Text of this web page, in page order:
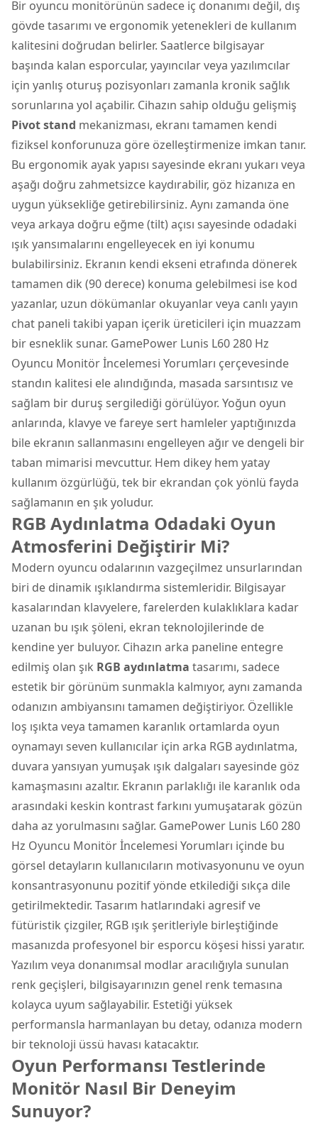
Bir oyuncu monitörünün sadece iç donanımı değil, dış
gövde tasarımı ve ergonomik yetenekleri de kullanım
kalitesini doğrudan belirler. Saatlerce bilgisayar
başında kalan esporcular, yayıncılar veya yazılımcılar
için yanlış oturuş pozisyonları zamanla kronik sağlık
sorunlarına yol açabilir. Cihazın sahip olduğu gelişmiş
Pivot stand mekanizması, ekranı tamamen kendi
fiziksel konforunuza göre özelleştirmenize imkan tanır.
Bu ergonomik ayak yapısı sayesinde ekranı yukarı veya
aşağı doğru zahmetsizce kaydırabilir, göz hizanıza en
uygun yüksekliğe getirebilirsiniz. Aynı zamanda öne
veya arkaya doğru eğme (tilt) açısı sayesinde odadaki
ışık yansımalarını engelleyecek en iyi konumu
bulabilirsiniz. Ekranın kendi ekseni etrafında dönerek
tamamen dik (90 derece) konuma gelebilmesi ise kod
yazanlar, uzun dökümanlar okuyanlar veya canlı yayın
chat paneli takibi yapan içerik üreticileri için muazzam
bir esneklik sunar. GamePower Lunis L60 280 Hz
Oyuncu Monitör İncelemesi Yorumları çerçevesinde
standın kalitesi ele alındığında, masada sarsıntısız ve
sağlam bir duruş sergilediği görülüyor. Yoğun oyun
anlarında, klavye ve fareye sert hamleler yaptığınızda
bile ekranın sallanmasını engelleyen ağır ve dengeli bir
taban mimarisi mevcuttur. Hem dikey hem yatay
kullanım özgürlüğü, tek bir ekrandan çok yönlü fayda
sağlamanın en şık yoludur.
RGB Aydınlatma Odadaki Oyun
Atmosferini Değiştirir Mi?
Modern oyuncu odalarının vazgeçilmez unsurlarından
biri de dinamik ışıklandırma sistemleridir. Bilgisayar
kasalarından klavyelere, farelerden kulaklıklara kadar
uzanan bu ışık şöleni, ekran teknolojilerinde de
kendine yer buluyor. Cihazın arka paneline entegre
edilmiş olan şık RGB aydınlatma tasarımı, sadece
estetik bir görünüm sunmakla kalmıyor, aynı zamanda
odanızın ambiyansını tamamen değiştiriyor. Özellikle
loş ışıkta veya tamamen karanlık ortamlarda oyun
oynamayı seven kullanıcılar için arka RGB aydınlatma,
duvara yansıyan yumuşak ışık dalgaları sayesinde göz
kamaşmasını azaltır. Ekranın parlaklığı ile karanlık oda
arasındaki keskin kontrast farkını yumuşatarak gözün
daha az yorulmasını sağlar. GamePower Lunis L60 280
Hz Oyuncu Monitör İncelemesi Yorumları içinde bu
görsel detayların kullanıcıların motivasyonunu ve oyun
konsantrasyonunu pozitif yönde etkilediği sıkça dile
getirilmektedir. Tasarım hatlarındaki agresif ve
fütüristik çizgiler, RGB ışık şeritleriyle birleştiğinde
masanızda profesyonel bir esporcu köşesi hissi yaratır.
Yazılım veya donanımsal modlar aracılığıyla sunulan
renk geçişleri, bilgisayarınızın genel renk temasına
kolayca uyum sağlayabilir. Estetiği yüksek
performansla harmanlayan bu detay, odanıza modern
bir teknoloji üssü havası katacaktır.
Oyun Performansı Testlerinde
Monitör Nasıl Bir Deneyim
Sunuyor?